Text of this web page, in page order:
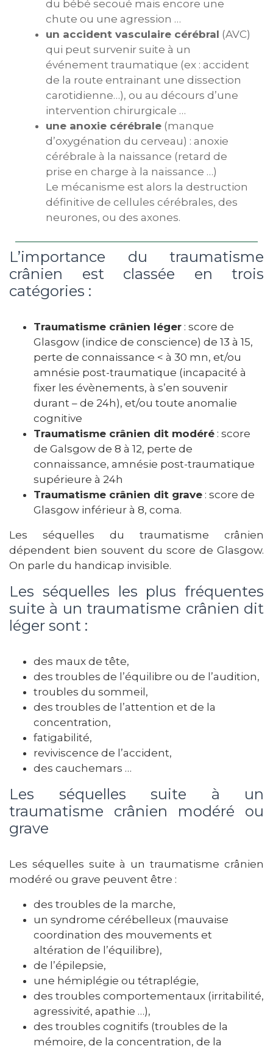
du bébé secoué mais encore une
chute ou une agression …
un accident vasculaire cérébral (AVC)
qui peut survenir suite à un
événement traumatique (ex : accident
de la route entrainant une dissection
carotidienne…), ou au décours d’une
intervention chirurgicale …
une anoxie cérébrale (manque
d’oxygénation du cerveau) : anoxie
cérébrale à la naissance (retard de
prise en charge à la naissance …)
Le mécanisme est alors la destruction
définitive de cellules cérébrales, des
neurones, ou des axones.
L’importance du traumatisme
crânien est classée en trois
catégories :
Traumatisme crânien léger : score de
Glasgow (indice de conscience) de 13 à 15,
perte de connaissance < à 30 mn, et/ou
amnésie post-traumatique (incapacité à
fixer les évènements, à s’en souvenir
durant – de 24h), et/ou toute anomalie
cognitive
Traumatisme crânien dit modéré : score
de Galsgow de 8 à 12, perte de
connaissance, amnésie post-traumatique
supérieure à 24h
Traumatisme crânien dit grave : score de
Glasgow inférieur à 8, coma.
Les séquelles du traumatisme crânien
dépendent bien souvent du score de Glasgow.
On parle du handicap invisible.
Les séquelles les plus fréquentes
suite à un traumatisme crânien dit
léger sont :
des maux de tête,
des troubles de l’équilibre ou de l’audition,
troubles du sommeil,
des troubles de l’attention et de la
concentration,
fatigabilité,
reviviscence de l’accident,
des cauchemars …
Les séquelles suite à un
traumatisme crânien modéré ou
grave
Les séquelles suite à un traumatisme crânien
modéré ou grave peuvent être :
des troubles de la marche,
un syndrome cérébelleux (mauvaise
coordination des mouvements et
altération de l’équilibre),
de l’épilepsie,
une hémiplégie ou tétraplégie,
des troubles comportementaux (irritabilité,
agressivité, apathie …),
des troubles cognitifs (troubles de la
mémoire, de la concentration, de la